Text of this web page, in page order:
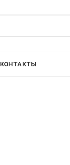
КОНТАКТЫ